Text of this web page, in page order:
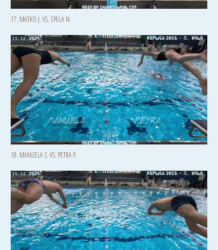
17. MATKO J. VS. ŠPELA N.
18. MANUELA Z. VS. PETRA P.